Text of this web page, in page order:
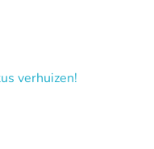
verhuizen!